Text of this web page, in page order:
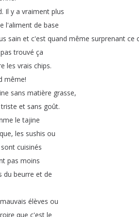
. Il y a vraiment plus
l'aliment de base
sain et c'est quand même surprenant ce
pas trouvé ça
les vrais chips.
même!
sans matière grasse,
triste et sans goût.
le tajine
, les sushis ou
sont cuisinés
pas moins
du beurre et de
mauvais élèves ou
que c'est le